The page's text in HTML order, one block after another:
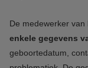
De medewerker
enkele gegevens
geboortedatum,